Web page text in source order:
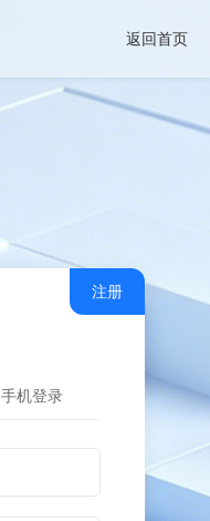
返回首页
注册
手机登录